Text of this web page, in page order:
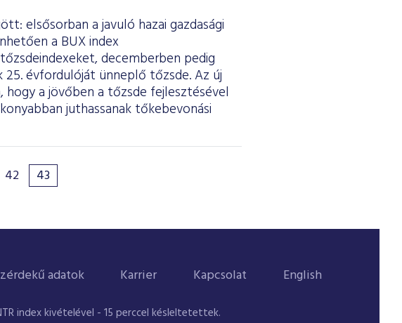
elsősorban a javuló hazai gazdasági
a BUX index
decemberben pedig
évfordulóját ünneplő tőzsde. Az új
a jövőben a tőzsde fejlesztésével
juthassanak tőkebevonási
42 43
adatok Karrier Kapcsolat English
index kivételével - 15 perccel késleltetettek.